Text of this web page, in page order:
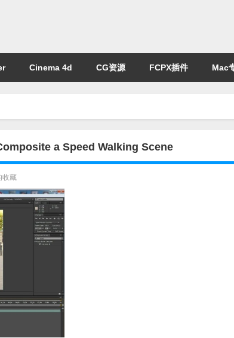
Cinema 4d CG资源 FCPX插件 Mac
a Speed Walking Scene
收藏